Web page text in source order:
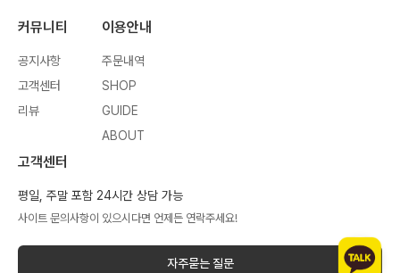
커뮤니티
공지사항
고객센터
리뷰
이용안내
주문내역
SHOP
GUIDE
ABOUT
고객센터
평일, 주말 포함 24시간 상담 가능
사이트 문의사항이 있으시다면 언제든 연락주세요!
자주묻는 질문